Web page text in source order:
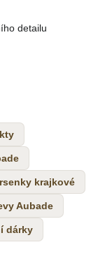
detailu
krajkové
Aubade
dárky